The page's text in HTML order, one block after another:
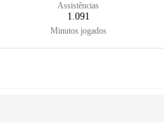
Assistências
1.091
Minutos jogados